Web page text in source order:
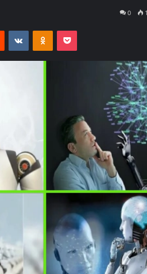
0
Reddit VKontakteOdnoklassniki
Pocket